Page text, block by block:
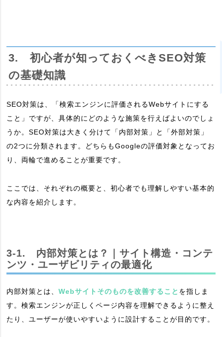
3. 初心者が知っておくべきSEO対策
の基礎知識
SEO対策は、「検索エンジンに評価されるWebサイトにする
こと」ですが、具体的にどのような施策を行えばよいのでしょ
うか。SEO対策は大きく分けて「内部対策」と「外部対策」
の2つに分類されます。どちらもGoogleの評価対象となってお
り、両輪で進めることが重要です。
ここでは、それぞれの概要と、初心者でも理解しやすい基本的
な内容を紹介します。
3-1. 内部対策とは？｜サイト構造・コンテ
ンツ・ユーザビリティの最適化
内部対策とは、Webサイトそのものを改善すること を指しま
す。検索エンジンが正しくページ内容を理解できるように整え
たり、ユーザーが使いやすいように設計することが目的です。